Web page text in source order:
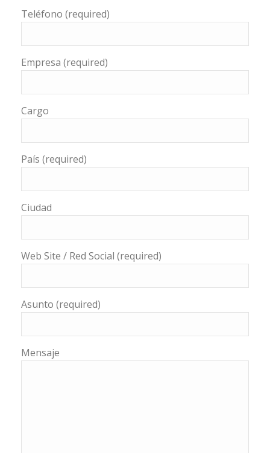
Teléfono (required)
Empresa (required)
Cargo
País (required)
Ciudad
Web Site / Red Social (required)
Asunto (required)
Mensaje